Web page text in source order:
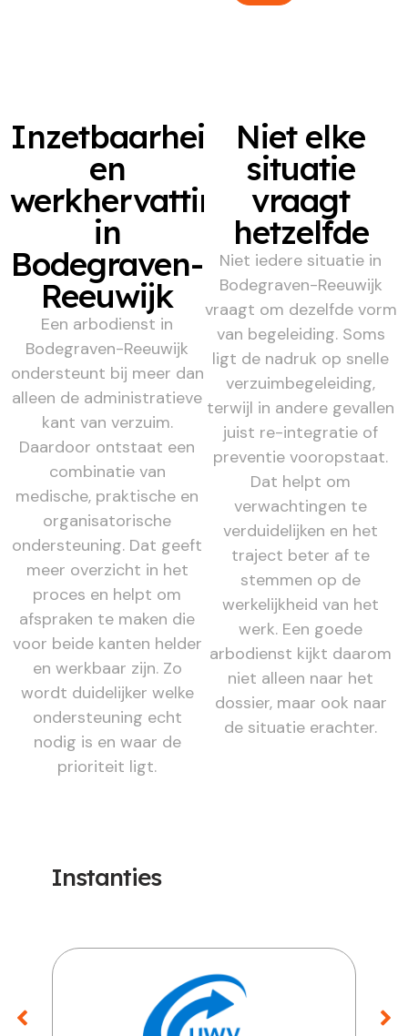
Inzetbaarheid
en
werkhervatting
in
Bodegraven-
Reeuwijk
Een arbodienst in
Bodegraven-Reeuwijk
ondersteunt bij meer dan
alleen de administratieve
kant van verzuim.
Daardoor ontstaat een
combinatie van
medische, praktische en
organisatorische
ondersteuning. Dat geeft
meer overzicht in het
proces en helpt om
afspraken te maken die
voor beide kanten helder
en werkbaar zijn. Zo
wordt duidelijker welke
ondersteuning echt
nodig is en waar de
prioriteit ligt.
Niet elke
situatie
vraagt
hetzelfde
Niet iedere situatie in
Bodegraven-Reeuwijk
vraagt om dezelfde vorm
van begeleiding. Soms
ligt de nadruk op snelle
verzuimbegeleiding,
terwijl in andere gevallen
juist re-integratie of
preventie vooropstaat.
Dat helpt om
verwachtingen te
verduidelijken en het
traject beter af te
stemmen op de
werkelijkheid van het
werk. Een goede
arbodienst kijkt daarom
niet alleen naar het
dossier, maar ook naar
de situatie erachter.
Instanties